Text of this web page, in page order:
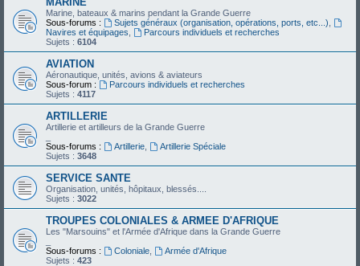
Marine, bateaux & marins pendant la Grande Guerre
Sous-forums :
Sujets généraux (organisation, opérations, ports, etc...)
Navires et équipages
Parcours individuels et recherches
Sujets : 6104
AVIATION
Aéronautique, unités, avions & aviateurs
Sous-forum :
Parcours individuels et recherches
Sujets : 4117
ARTILLERIE
Artillerie et artilleurs de la Grande Guerre
Sous-forums :
Artillerie,
Artillerie Spéciale
Sujets : 3648
SERVICE SANTE
Organisation, unités, hôpitaux, blessés....
Sujets : 3022
TROUPES COLONIALES & ARMEE D'AFRIQUE
Les "Marsouins" et l'Armée d'Afrique dans la Grande Guerre
Sous-forums :
Coloniale,
Armée d'Afrique
Sujets : 423